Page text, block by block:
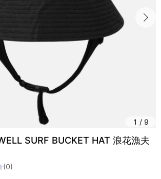
1 / 9
SURF BUCKET HAT 浪花漁夫
(0)